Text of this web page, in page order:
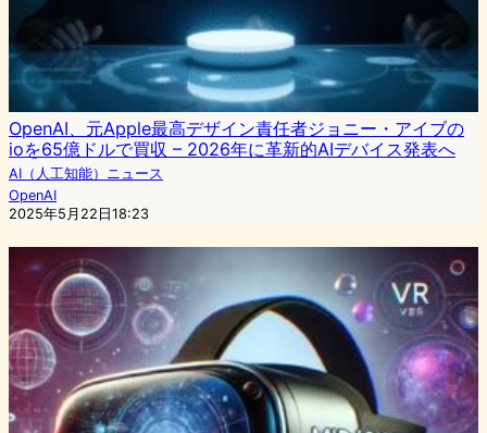
OpenAI、元Apple最高デザイン責任者ジョニー・アイブの
ioを65億ドルで買収 – 2026年に革新的AIデバイス発表へ
AI（人工知能）ニュース
OpenAI
2025年5月22日18:23